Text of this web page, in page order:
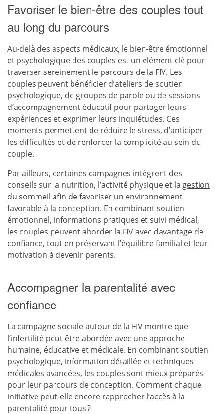
Favoriser le bien-être des couples tout
au long du parcours
Au-delà des aspects médicaux, le bien-être émotionnel
et psychologique des couples est un élément clé pour
traverser sereinement le parcours de la FIV. Les
couples peuvent bénéficier d’ateliers de soutien
psychologique, de groupes de parole ou de sessions
d’accompagnement éducatif pour partager leurs
expériences et exprimer leurs inquiétudes. Ces
moments permettent de réduire le stress, d’anticiper
les difficultés et de renforcer la complicité au sein du
couple.
Par ailleurs, certaines campagnes intègrent des
conseils sur la nutrition, l’activité physique et la gestion
du sommeil afin de favoriser un environnement
favorable à la conception. En combinant soutien
émotionnel, informations pratiques et suivi médical,
les couples peuvent aborder la FIV avec davantage de
confiance, tout en préservant l’équilibre familial et leur
motivation à devenir parents.
Accompagner la parentalité avec
confiance
La campagne sociale autour de la FIV montre que
l’infertilité peut être abordée avec une approche
humaine, éducative et médicale. En combinant soutien
psychologique, information détaillée ettechniques
médicales avancées, les couples sont mieux préparés
pour leur parcours de conception. Comment chaque
initiative peut-elle encore rapprocher l’accès à la
parentalité pour tous ?